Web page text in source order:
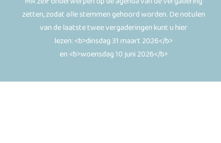
zetten, zodat alle stemmen gehoord worden. De notulen
van de laatste twee vergaderingen kunt u hier
lezen:<b>dinsdag 31 maart 2026</b>
en<b>woensdag 10 juni 2026</b>